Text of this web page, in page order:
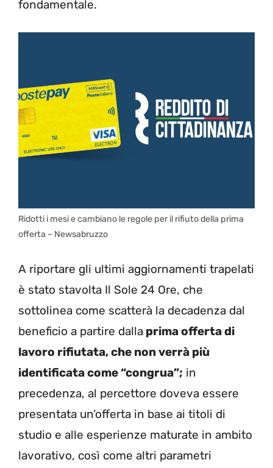
fondamentale.
Ridotti i mesi e cambiano le regole per il rifiuto della prima
offerta – Newsabruzzo
A riportare gli ultimi aggiornamenti trapelati
è stato stavolta Il Sole 24 Ore, che
sottolinea come scatterà la decadenza dal
beneficio a partire dalla prima offerta di
lavoro rifiutata, che non verrà più
identificata come “congrua”; in
precedenza, al percettore doveva essere
presentata un’offerta in base ai titoli di
studio e alle esperienze maturate in ambito
lavorativo, così come altri parametri